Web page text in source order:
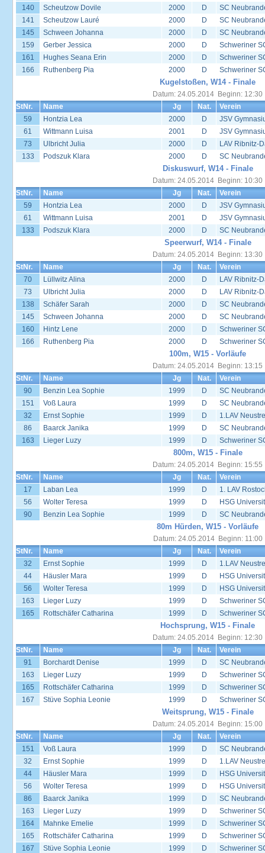
140 Scheutzow Dovile 2000 D
SC
141
Scheutzow Lauré 2000 D
SC
145
Schween Johanna 2000 D
SC
159
Gerber Jessica 2000 D
Schweriner
161
Hughes Seana Erin 2000 D
Schweriner
166
Ruthenberg Pia 2000 D Schweriner
Kugelstoßen, W14 - Finale
Datum: 24.05.2014 Beginn: 12:30
StNr.
Name Jg Nat.
Verein
59
Hontzia Lea 2000 D
JSV
61
Wittmann Luisa 2001 D
JSV
73
Ulbricht Julia 2000 D
LAV Ribnitz-
133
Podszuk Klara 2000 D SC
Diskuswurf, W14 - Finale
Datum: 24.05.2014 Beginn: 10:30
StNr.
Name Jg Nat.
Verein
59
Hontzia Lea 2000 D
JSV
61
Wittmann Luisa 2001 D
JSV
133
Podszuk Klara 2000 D SC
Speerwurf, W14 - Finale
Datum: 24.05.2014 Beginn: 13:30
StNr.
Name Jg Nat.
Verein
70
Lüllwitz Alina 2000 D
LAV Ribnitz-
73
Ulbricht Julia 2000 D
LAV Ribnitz-
138
Schäfer Sarah 2000 D
SC
145
Schween Johanna 2000 D
SC
160
Hintz Lene 2000 D
Schweriner
166
Ruthenberg Pia 2000 D Schweriner
100m, W15 - Vorläufe
Datum: 24.05.2014 Beginn: 13:15
StNr.
Name Jg Nat.
Verein
90
Benzin Lea Sophie 1999 D
SC
151
Voß Laura 1999 D
SC
32
Ernst Sophie 1999 D
1.LAV
86
Baarck Janika 1999 D
SC
163
Lieger Luzy 1999 D Schweriner
800m, W15 - Finale
Datum: 24.05.2014 Beginn: 15:55
StNr.
Name Jg Nat.
Verein
17
Laban Lea 1999 D
1. LAV
56
Wolter Teresa 1999 D
HSG
90
Benzin Lea Sophie 1999 D SC
80m Hürden, W15 - Vorläufe
Datum: 24.05.2014 Beginn: 11:00
StNr.
Name Jg Nat.
Verein
32
Ernst Sophie 1999 D
1.LAV
44
Häusler Mara 1999 D
HSG
56
Wolter Teresa 1999 D
HSG
163
Lieger Luzy 1999 D
Schweriner
165
Rottschäfer Catharina 1999 D Schweriner
Hochsprung, W15 - Finale
Datum: 24.05.2014 Beginn: 12:30
StNr.
Name Jg Nat.
Verein
91
Borchardt Denise 1999 D
SC
163
Lieger Luzy 1999 D
Schweriner
165
Rottschäfer Catharina 1999 D
Schweriner
167
Stüve Sophia Leonie 1999 D Schweriner
Weitsprung, W15 - Finale
Datum: 24.05.2014 Beginn: 15:00
StNr.
Name Jg Nat.
Verein
151
Voß Laura 1999 D
SC
32
Ernst Sophie 1999 D
1.LAV
44
Häusler Mara 1999 D
HSG
56
Wolter Teresa 1999 D
HSG
86
Baarck Janika 1999 D
SC
163
Lieger Luzy 1999 D
Schweriner
164
Mahnke Emelie 1999 D
Schweriner
165
Rottschäfer Catharina 1999 D
Schweriner
167
Stüve Sophia Leonie 1999 D Schweriner